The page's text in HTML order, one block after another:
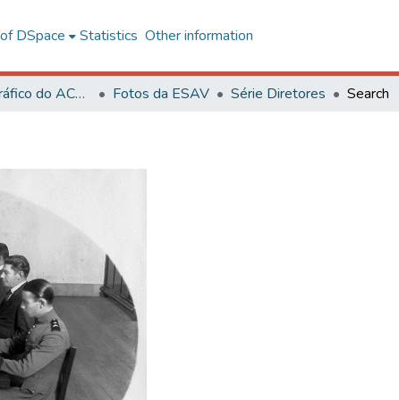
DSpace Statistics Other information
Acervo Fotográfico do ACH-UFV Fotos da ESAV Série Diretores Search